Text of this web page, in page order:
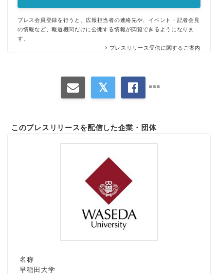
プレス会員登録を行うと、広報担当者の連絡先や、イベント・記者会見
の情報など、報道機関だけに公開する情報が閲覧できるようになりま
す。
プレスリリース受信に関するご案内
このプレスリリースを配信した企業・団体
名称
早稲田大学